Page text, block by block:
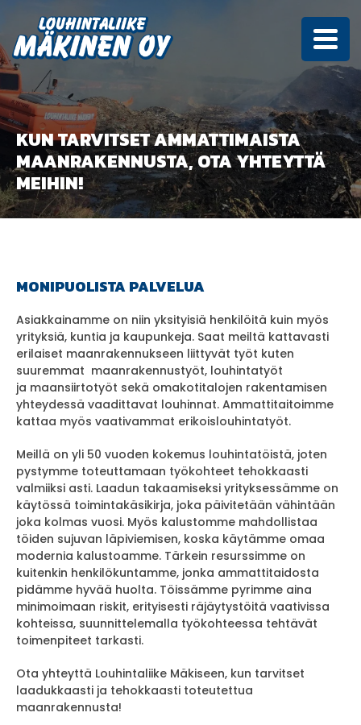
KUN TARVITSET AMMATTIMAISTA
MAANRAKENNUSTA, OTA YHTEYTTÄ
MEIHIN!
MONIPUOLISTA PALVELUA
Asiakkainamme on niin yksityisiä henkilöitä kuin myös
yrityksiä, kuntia ja kaupunkeja. Saat meiltä kattavasti
erilaiset maanrakennukseen liittyvät työt kuten
suuremmat maanrakennustyöt, louhintatyöt
ja maansiirtotyöt sekä omakotitalojen rakentamisen
yhteydessä vaadittavat louhinnat. Ammattitaitoimme
kattaa myös vaativammat erikoislouhintatyöt.
Meillä on yli 50 vuoden kokemus louhintatöistä, joten
pystymme toteuttamaan työkohteet tehokkaasti
valmiiksi asti. Laadun takaamiseksi yrityksessämme on
käytössä toimintakäsikirja, joka päivitetään vähintään
joka kolmas vuosi. Myös kalustomme mahdollistaa
töiden sujuvan läpiviemisen, koska käytämme omaa
modernia kalustoamme. Tärkein resurssimme on
kuitenkin henkilökuntamme, jonka ammattitaidosta
pidämme hyvää huolta. Töissämme pyrimme aina
minimoimaan riskit, erityisesti räjäytystöitä vaativissa
kohteissa, suunnittelemalla työkohteessa tehtävät
toimenpiteet tarkasti.
Ota yhteyttä Louhintaliike Mäkiseen, kun tarvitset
laadukkaasti ja tehokkaasti toteutettua
maanrakennusta!